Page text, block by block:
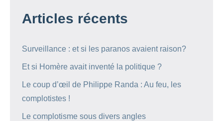
Articles récents
Surveillance : et si les paranos avaient raison?
Et si Homère avait inventé la politique ?
Le coup d’œil de Philippe Randa : Au feu, les
complotistes !
Le complotisme sous divers angles